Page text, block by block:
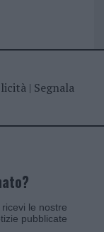
| Segnala
le nostre
pubblicate